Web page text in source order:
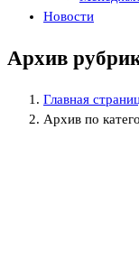
Новости
Архив
Главная
Архив по